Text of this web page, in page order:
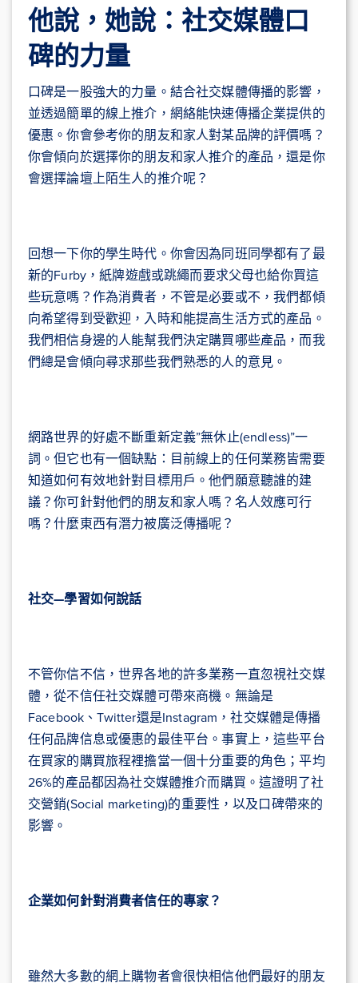
他說，她說：社交媒體口
碑的力量
口碑是一股強大的力量。結合社交媒體傳播的影響，
並透過簡單的線上推介，網絡能快速傳播企業提供的
優惠。你會參考你的朋友和家人對某品牌的評價嗎？
你會傾向於選擇你的朋友和家人推介的產品，還是你
會選擇論壇上陌生人的推介呢？
回想一下你的學生時代。你會因為同班同學都有了最
新的Furby，紙牌遊戲或跳繩而要求父母也給你買這
些玩意嗎？作為消費者，不管是必要或不，我們都傾
向希望得到受歡迎，入時和能提高生活方式的產品。
我們相信身邊的人能幫我們決定購買哪些產品，而我
們總是會傾向尋求那些我們熟悉的人的意見。
網路世界的好處不斷重新定義”無休止(endless)”一
詞。但它也有一個缺點：目前線上的任何業務皆需要
知道如何有效地針對目標用戶。他們願意聽誰的建
議？你可針對他們的朋友和家人嗎？名人效應可行
嗎？什麼東西有潛力被廣泛傳播呢？
社交—學習如何說話
不管你信不信，世界各地的許多業務一直忽視社交媒
體，從不信任社交媒體可帶來商機。無論是
Facebook、Twitter還是Instagram，社交媒體是傳播
任何品牌信息或優惠的最佳平台。事實上，這些平台
在買家的購買旅程裡擔當一個十分重要的角色；平均
26%的產品都因為社交媒體推介而購買。這證明了社
交營銷(Social marketing)的重要性，以及口碑帶來的
影響。
企業如何針對消費者信任的專家？
雖然大多數的網上購物者會很快相信他們最好的朋友